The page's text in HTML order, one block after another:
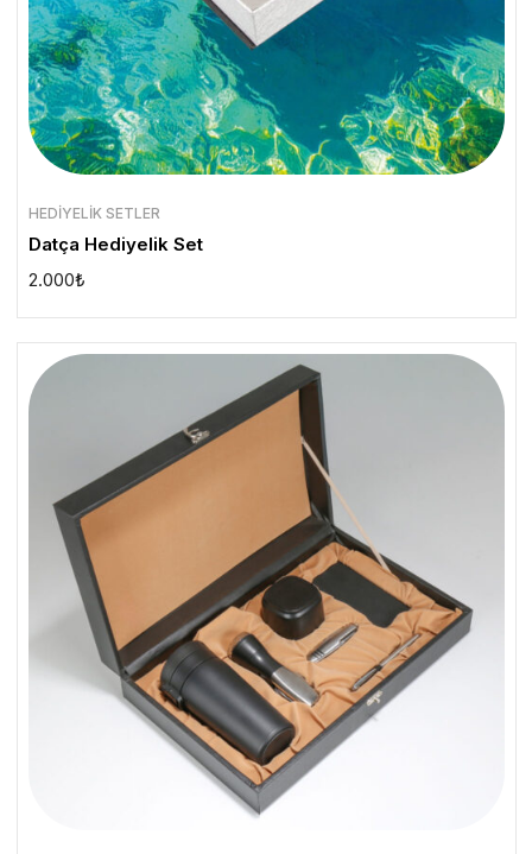
HEDIYELIK SETLER
Datça Hediyelik Set
2.000₺